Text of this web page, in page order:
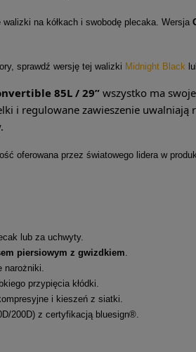
na kółkach i swobodę plecaka. Wersja
sprawdź wersję tej walizki Midnight Black
85L / 29”wszystko ma swoje
i regulowane zawieszenie uwalniają
oferowana przez światowego lidera w
lub za uchwyty.
piersiowym z gwizdkiem.
narożniki.
przypięcia kłódki.
i kieszeń z siatki.
200D) z certyfikacją bluesign®.